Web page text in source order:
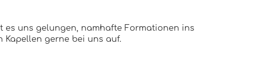
es uns gelungen, namhafte Formationen ins
Kapellen gerne bei uns auf.